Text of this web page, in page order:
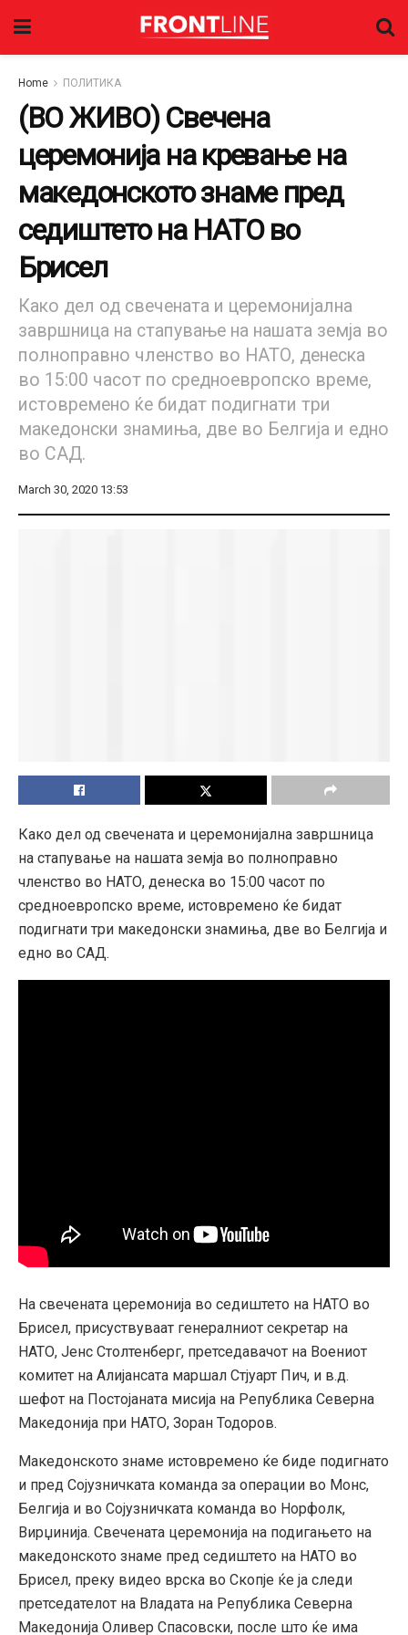
Home ПОЛИТИКА
(ВО ЖИВО) Свечена
церемонија на кревање на
македонското знаме пред
седиштето на НАТО во
Брисел
Како дел од свечената и церемонијална
завршница на стапување на нашата земја во
полноправно членство во НАТО, денеска
во 15:00 часот по средноевропско време,
истовремено ќе бидат подигнати три
македонски знамиња, две во Белгија и едно
во САД.
March 30, 2020 13:53
Како дел од свечената и церемонијална завршница
на стапување на нашата земја во полноправно
членство во НАТО, денеска во 15:00 часот по
средноевропско време, истовремено ќе бидат
подигнати три македонски знамиња, две во Белгија и
едно во САД.
На свечената церемонија во седиштето на НАТО во
Брисел, присуствуваат генералниот секретар на
НАТО, Јенс Столтенберг, претседавачот на Воениот
комитет на Алијансата маршал Стјуарт Пич, и в.д.
шефот на Постојаната мисија на Република Северна
Македонија при НАТО, Зоран Тодоров.
Македонското знаме истовремено ќе биде подигнато
и пред Сојузничката команда за операции во Монс,
Белгија и во Сојузничката команда во Норфолк,
Вирџинија. Свечената церемонија на подигањето на
македонското знаме пред седиштето на НАТО во
Брисел, преку видео врска во Скопје ќе ја следи
претседателот на Владата на Република Северна
Македонија Оливер Спасовски, после што ќе има